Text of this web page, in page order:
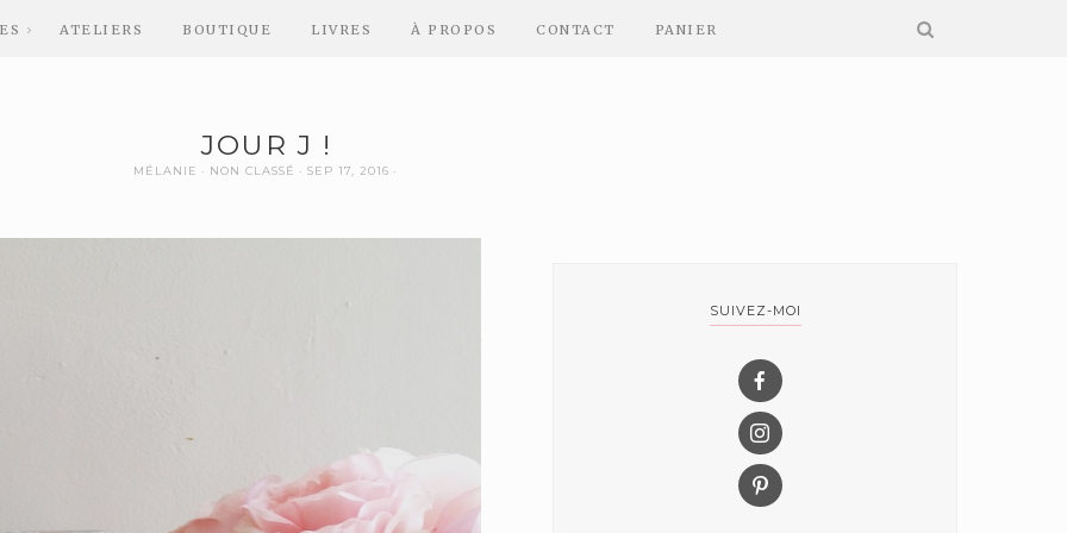
ATELIERS BOUTIQUE LIVRES À PROPOS CONTACT PANIER
JOUR J !
MÉLANIE NON CLASSÉ SEP 17, 2016
SUIVEZ-MOI